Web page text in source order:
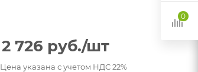
2 726 руб./шт
Цена указана с учетом НДС 22%
0